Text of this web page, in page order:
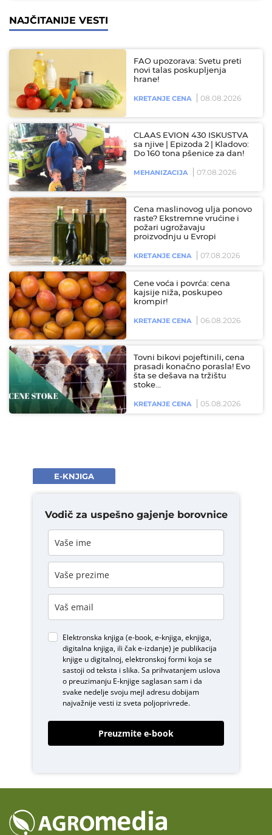
NAJČITANIJE VESTI
FAO upozorava: Svetu preti
novi talas poskupljenja
hrane!
KRETANJE CENA 08.08.2026
CLAAS EVION 430 ISKUSTVA
sa njive | Epizoda 2 | Kladovo:
Do 160 tona pšenice za dan!
MEHANIZACIJA 07.08.2026
Cena maslinovog ulja ponovo
raste? Ekstremne vrućine i
požari ugrožavaju
proizvodnju u Evropi
KRETANJE CENA 07.08.2026
Cene voća i povrća: cena
kajsije niža, poskupeo
krompir!
KRETANJE CENA 06.08.2026
Tovni bikovi pojeftinili, cena
prasadi konačno porasla! Evo
šta se dešava na tržištu
stoke…
KRETANJE CENA 05.08.2026
E-KNJIGA
Vodič za uspešno gajenje borovnice
Elektronska knjiga (e-book, e-knjiga, eknjiga,
digitalna knjiga, ili čak e-izdanje) je publikacija
knjige u digitalnoj, elektronskoj formi koja se
sastoji od teksta i slika. Sa prihvatanjem uslova
o preuzimanju E-knjigesaglasan sam i da
svake nedelje svoju mejl adresu dobijam
najvažnije vesti iz sveta poljoprivrede.
Preuzmite e-book